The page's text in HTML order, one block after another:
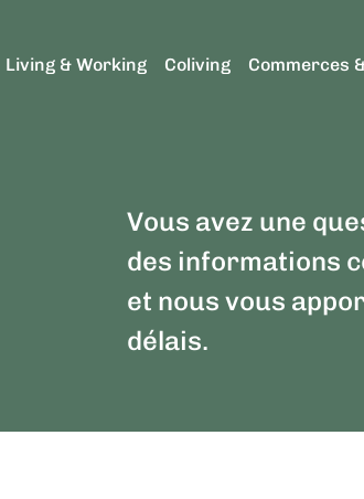
Living & Working Coliving Commerces
Vous avez une
des informations
et nous vous
délais.